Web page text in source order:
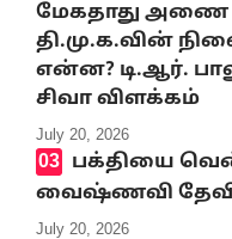
மேகதாது அணை
தி.மு.க.வின்
என்ன? டி.ஆர்.
சிவா விளக்கம்
July 20, 2026
பக்தியை
வைஷ்ணவி தேவி
July 20, 2026